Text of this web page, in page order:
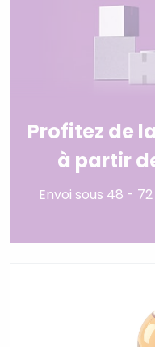
Profitez de
à partir
Envoi sous 48 -